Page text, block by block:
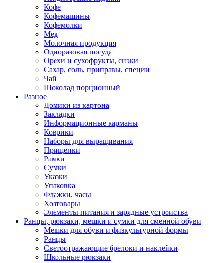
Кофе
Кофемашины
Кофемолки
Мед
Молочная продукция
Одноразовая посуда
Орехи и сухофрукты, снэки
Сахар, соль, приправы, специи
Чай
Шоколад порционный
Разное
Домики из картона
Закладки
Информационные карманы
Коврики
Наборы для выращивания
Прищепки
Рамки
Сумки
Указки
Упаковка
Флажки, часы
Хозтовары
Элементы питания и зарядные устройства
Ранцы, рюкзаки, мешки и сумки для сменной обуви
Мешки для обуви и физкультурной формы
Ранцы
Светоотражающие брелоки и наклейки
Школьные рюкзаки